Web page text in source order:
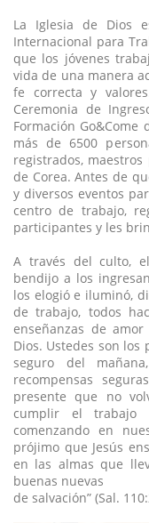
La Iglesia de Dios
Internacional para
que los jóvenes
vida de una manera
fe correcta y
Ceremonia de
Formación
más de 6500
registrados,
de Corea. Antes de
y diversos eventos
centro de trabajo,
participantes y les
A través del culto,
bendijo a los
los elogió e iluminó,
de trabajo, todos
enseñanzas de
Dios. Ustedes son
seguro del
recompensas
presente que no
cumplir el trabajo
comenzando en
prójimo que Jesús
en las almas que
buenas nuevas
de salvación” (Sal.